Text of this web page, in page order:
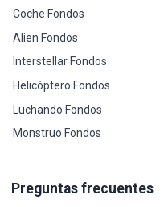
Coche Fondos
Alien Fondos
Interstellar Fondos
Helicóptero Fondos
Luchando Fondos
Monstruo Fondos
Preguntas frecuentes